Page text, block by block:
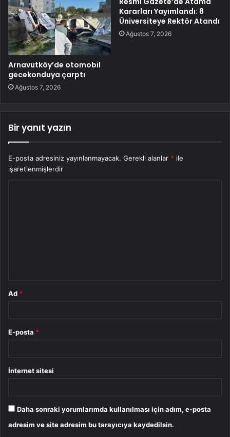
Arnavutköy’de otomobil
gecekonduya çarptı
Ağustos 7, 2026
Kararları Yayımlandı: 8
Üniversiteye Rektör Atandı
Ağustos 7, 2026
Bir yanıt yazın
E-posta adresiniz yayınlanmayacak. Gerekli alanlar * ile
işaretlenmişlerdir
Ad *
E-posta *
İnternet sitesi
Daha sonraki yorumlarımda kullanılması için adım, e-posta
adresim ve site adresim bu tarayıcıya kaydedilsin.